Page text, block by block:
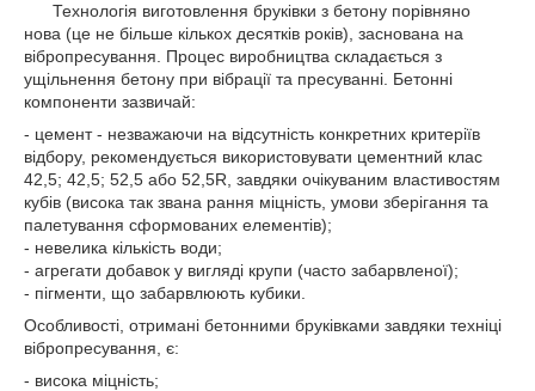
Технологія виготовлення бруківки з бетону порівняно
нова (це не більше кількох десятків років), заснована на
вібропресування. Процес виробництва складається з
ущільнення бетону при вібрації та пресуванні. Бетонні
компоненти зазвичай:
- цемент - незважаючи на відсутність конкретних критеріїв
відбору, рекомендується використовувати цементний клас
42,5; 42,5; 52,5 або 52,5R, завдяки очікуваним властивостям
кубів (висока так звана рання міцність, умови зберігання та
палетування сформованих елементів);
- невелика кількість води;
- агрегати добавок у вигляді крупи (часто забарвленої);
- пігменти, що забарвлюють кубики.
Особливості, отримані бетонними бруківками завдяки техніці
вібропресування, є:
- висока міцність;